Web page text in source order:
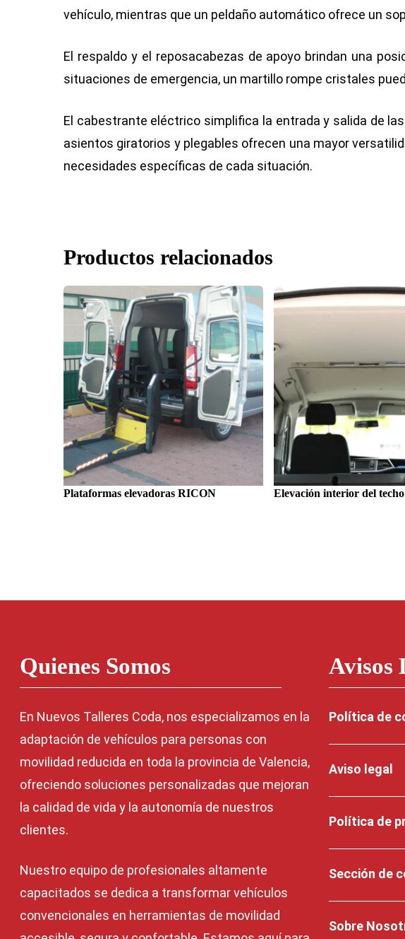
vehículo, mientras que un peldaño automático ofrece un
El respaldo y el reposacabezas de apoyo brindan una
situaciones de emergencia, un martillo rompe cristales
El cabestrante eléctrico simplifica la entrada y salida de
asientos giratorios y plegables ofrecen una mayor
necesidades específicas de cada situación.
Productos relacionados
Plataformas elevadoras RICON Elevación interior del techo
Quienes Somos
En Nuevos Talleres Coda, nos especializamos en la
adaptación de vehículos para personas con
movilidad reducida en toda la provincia de Valencia,
ofreciendo soluciones personalizadas que mejoran
la calidad de vida y la autonomía de nuestros
clientes.
Nuestro equipo de profesionales altamente
capacitados se dedica a transformar vehículos
convencionales en herramientas de movilidad
Avisos
Política de
Aviso legal
Política de
Sección de
Sobre